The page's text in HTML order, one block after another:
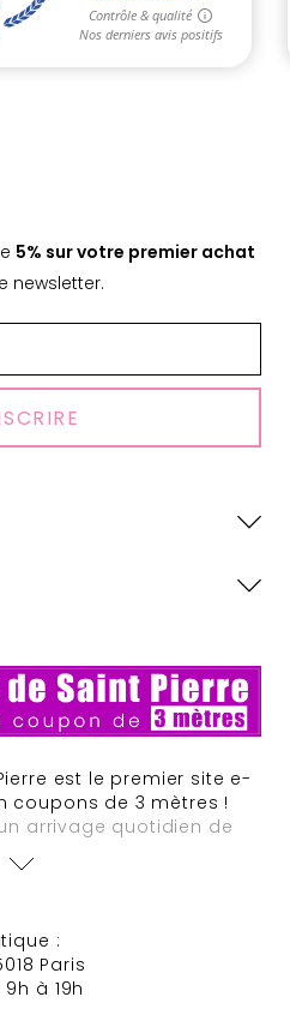
est le premier site e-
coupons de 3 mètres !
arrivage quotidien de
régulièrement le site
:
Paris
à 19h
5% sur votre premier achat
newsletter.